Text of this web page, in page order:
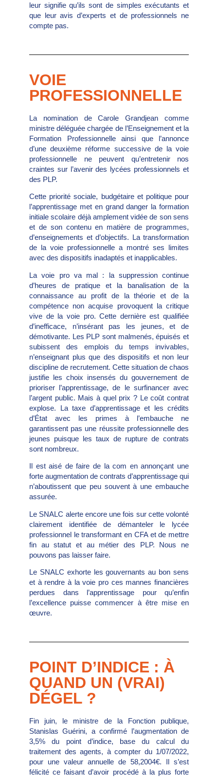
leur signifie qu’ils sont de simples exécutants et
que leur avis d’experts et de professionnels ne
compte pas.
VOIE
PROFESSIONNELLE
La nomination de Carole Grandjean comme
ministre déléguée chargée de l’Enseignement et la
Formation Professionnelle ainsi que l’annonce
d’une deuxième réforme successive de la voie
professionnelle ne peuvent qu’entretenir nos
craintes sur l’avenir des lycées professionnels et
des PLP.
Cette priorité sociale, budgétaire et politique pour
l’apprentissage met en grand danger la formation
initiale scolaire déjà amplement vidée de son sens
et de son contenu en matière de programmes,
d’enseignements et d’objectifs. La transformation
de la voie professionnelle a montré ses limites
avec des dispositifs inadaptés et inapplicables.
La voie pro va mal : la suppression continue
d’heures de pratique et la banalisation de la
connaissance au profit de la théorie et de la
compétence non acquise provoquent la critique
vive de la voie pro. Cette dernière est qualifiée
d’inefficace, n’insérant pas les jeunes, et de
démotivante. Les PLP sont malmenés, épuisés et
subissent des emplois du temps invivables,
n’enseignant plus que des dispositifs et non leur
discipline de recrutement. Cette situation de chaos
justifie les choix insensés du gouvernement de
prioriser l’apprentissage, de le surfinancer avec
l’argent public. Mais à quel prix ? Le coût contrat
explose. La taxe d’apprentissage et les crédits
d’État avec les primes à l’embauche ne
garantissent pas une réussite professionnelle des
jeunes puisque les taux de rupture de contrats
sont nombreux.
Il est aisé de faire de la com en annonçant une
forte augmentation de contrats d’apprentissage qui
n’aboutissent que peu souvent à une embauche
assurée.
Le SNALC alerte encore une fois sur cette volonté
clairement identifiée de démanteler le lycée
professionnel le transformant en CFA et de mettre
fin au statut et au métier des PLP. Nous ne
pouvons pas laisser faire.
Le SNALC exhorte les gouvernants au bon sens
et à rendre à la voie pro ces mannes financières
perdues dans l’apprentissage pour qu’enfin
l’excellence puisse commencer à être mise en
œuvre.
POINT D’INDICE : À
QUAND UN (VRAI)
DÉGEL ?
Fin juin, le ministre de la Fonction publique,
Stanislas Guérini, a confirmé l’augmentation de
3,5% du point d’indice, base du calcul du
traitement des agents, à compter du 1/07/2022,
pour une valeur annuelle de 58,2004€. Il s’est
félicité ce faisant d’avoir procédé à la plus forte